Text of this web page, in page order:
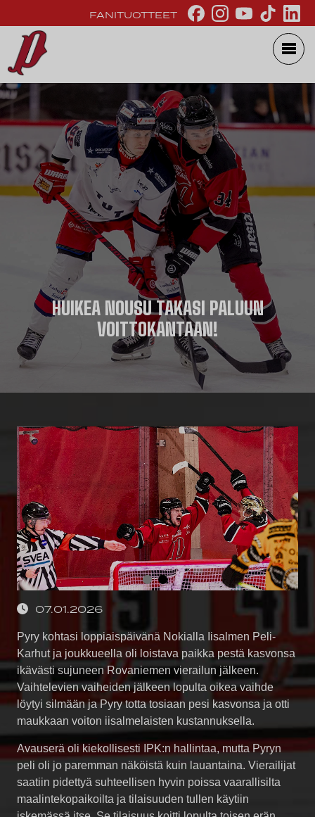
FANITUOTTEET
HUIKEA NOUSU TAKASI PALUUN
VOITTOKANTAAN!
07.01.2026
Pyry kohtasi loppiaispäivänä Nokialla Iisalmen Peli-
Karhut ja joukkueella oli loistava paikka pestä kasvonsa
ikävästi sujuneen Rovaniemen vierailun jälkeen.
Vaihtelevien vaiheiden jälkeen lopulta oikea vaihde
löytyi silmään ja Pyry totta tosiaan pesi kasvonsa ja otti
maukkaan voiton iisalmelaisten kustannuksella.
Avauserä oli kiekollisesti IPK:n hallintaa, mutta Pyryn
peli oli jo paremman näköistä kuin lauantaina. Vierailijat
saatiin pidettyä suhteellisen hyvin poissa vaarallisilta
maalintekopaikoilta ja tilaisuuden tullen käytiin